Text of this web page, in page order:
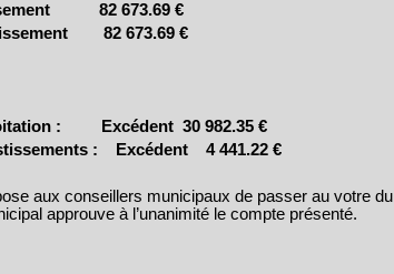
82 673.69 €
82 673.69 €
:
Excédent 30 982.35 €
:
Excédent
4 441.22 €
aux conseillers municipaux de passer au votre du
approuve à l’unanimité le compte présenté.